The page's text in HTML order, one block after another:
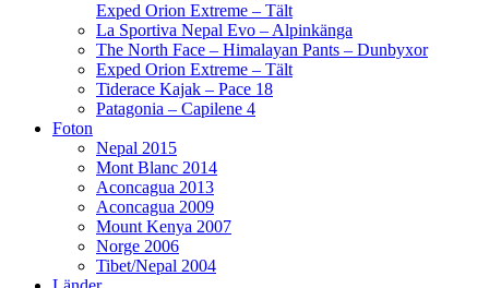
Exped Orion Extreme – Tält
La Sportiva Nepal Evo – Alpinkänga
The North Face – Himalayan Pants – Dunbyxor
Exped Orion Extreme – Tält
Tiderace Kajak – Pace 18
Patagonia – Capilene 4
Foton
Nepal 2015
Mont Blanc 2014
Aconcagua 2013
Aconcagua 2009
Mount Kenya 2007
Norge 2006
Tibet/Nepal 2004